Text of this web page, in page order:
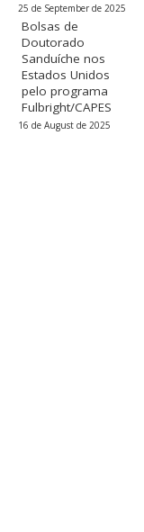
25 de September de 2025
Bolsas de
Doutorado
Sanduíche nos
Estados Unidos
pelo programa
Fulbright/CAPES
16 de August de 2025